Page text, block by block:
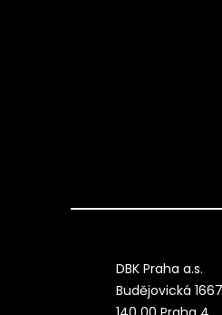
DBK Praha a.s.
Budějovická